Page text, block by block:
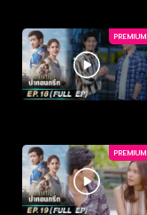
PREMIUM
PREMIUM